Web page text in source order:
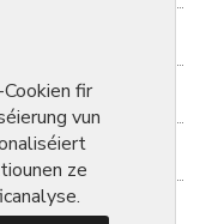
fir
vun
ze